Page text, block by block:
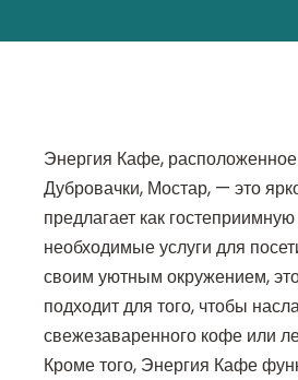
Энергия Кафе,
Дубровачки, Мостар, — это
предлагает как
необходимые услуги для
своим уютным окружением,
подходит для того, чтобы
свежезаваренного кофе или
Кроме того, Энергия Кафе